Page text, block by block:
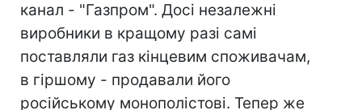
канал - "Газпром". Досі незалежні
виробники в кращому разі самі
поставляли газ кінцевим споживачам,
в гіршому - продавали його
російському монополістові. Тепер же